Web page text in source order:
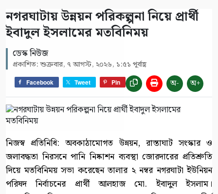
নগরঘাটায় উন্নয়ন পরিকল্পনা নিয়ে প্রার্থী
ইবাদুল ইসলামের মতবিনিময়
ডেস্ক নিউজ
প্রকাশিত: শুক্রবার, ৭ আগস্ট, ২০২৬, ১:৫১ পূর্বাহ্ণ
Facebook Tweet Pin অ- অ+
নিজস্ব প্রতিনিধি: অবকাঠামোগত উন্নয়ন, রাস্তাঘাট সংস্কার ও
জলাবদ্ধতা নিরসনে পানি নিষ্কাশন ব্যবস্থা জোরদারের প্রতিশ্রুতি
দিয়ে মতবিনিময় সভা করেছেন তালার ২ নম্বর নগরঘাটা ইউনিয়ন
পরিষদ নির্বাচনের প্রার্থী আলহাজ মো. ইবাদুল ইসলাম।